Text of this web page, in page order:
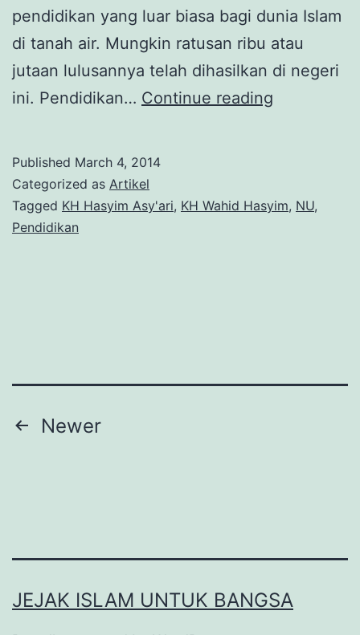
pendidikan yang luar biasa bagi dunia Islam
di tanah air. Mungkin ratusan ribu atau
jutaan lulusannya telah dihasilkan di negeri
ini. Pendidikan… Continue reading
dan
Published March 4, 2014
Categorized as Artikel
Tagged KH Hasyim Asy'ari, KH Wahid Hasyim, NU,
Pendidikan
Posts
Newer
JEJAK ISLAM UNTUK BANGSA